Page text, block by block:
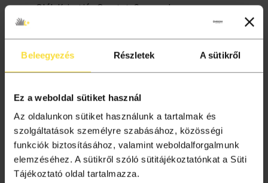
Beleegyezés Részletek A sütikről
Ez a weboldal sütiket használ
Az oldalunkon sütiket használunk a tartalmak és
szolgáltatások személyre szabásához, közösségi
funkciók biztosításához, valamint weboldalforgalmunk
elemzéséhez. A sütikről szóló sütitájékoztatónkat a Süti
Tájékoztató oldal tartalmazza.
Oláh Krisztián Quartet: Crescendo
Nagy Emma Quintet lemezbemutató koncert
kedvezményt biztosítunk.
Budapest Modern Jazz Collective
Harcsa Veronika – Lámpafény és Kassák Projekt
Mindkét koncertre történő jegyvásárlás esetén 10%